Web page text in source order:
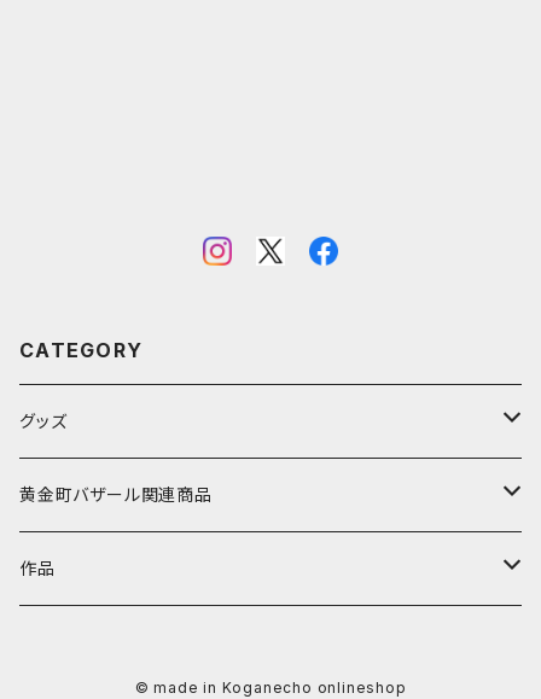
CATEGORY
グッズ
アーティストから探す
阿川大樹
カテゴリーから探す
黄金町バザール関連商品
黄金町バザールグッズ
作品
© made in Koganecho onlineshop